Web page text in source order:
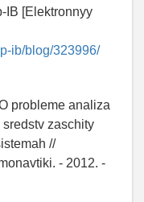
IB [Elektronnyy
ib/blog/323996/
probleme analiza
zaschity
//
- 2012. -